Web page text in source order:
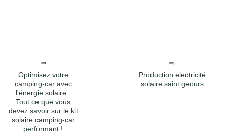
Optimisez votre
camping-car avec
l'énergie solaire :
Tout ce que vous
devez savoir sur le kit
solaire camping-car
performant !
Production electricité
solaire saint geours